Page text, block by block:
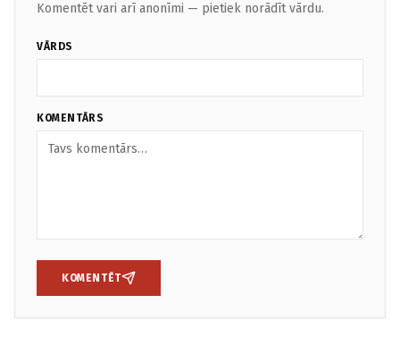
Komentēt vari arī anonīmi — pietiek norādīt vārdu.
VĀRDS
KOMENTĀRS
KOMENTĒT